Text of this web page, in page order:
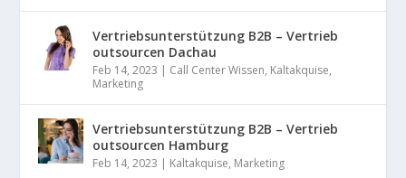
Vertriebsunterstützung B2B – Vertrieb
outsourcen Dachau
Feb 14, 2023 | Call Center Wissen, Kaltakquise,
Marketing
Vertriebsunterstützung B2B – Vertrieb
outsourcen Hamburg
Feb 14, 2023 | Kaltakquise, Marketing